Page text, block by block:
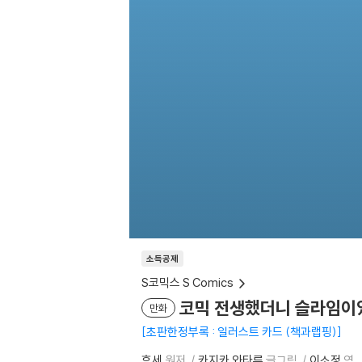
소득공제
S코믹스 S Comics
만화 코믹 전생했더니 슬라임
초판한정부록 : 일러스트 카드 (책과랩핑)